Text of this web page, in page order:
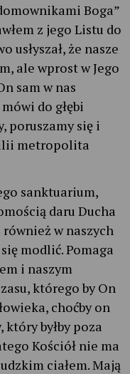
Boga”
z jego Listu do
usłyszał, że nasze
ale wprost w Jego
sam w nas
do głębi
poruszamy się i
metropolita
sanktuarium,
daru Ducha
w naszych
modlić. Pomaga
i naszym
którego by On
choćby on
który byłby poza
Kościół nie ma
ciałem. Mają